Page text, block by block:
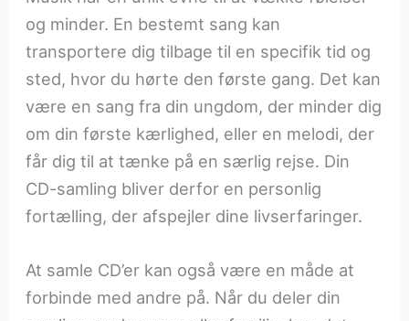
og minder. En bestemt sang kan
transportere dig tilbage til en specifik tid og
sted, hvor du hørte den første gang. Det kan
være en sang fra din ungdom, der minder dig
om din første kærlighed, eller en melodi, der
får dig til at tænke på en særlig rejse. Din
CD-samling bliver derfor en personlig
fortælling, der afspejler dine livserfaringer.
At samle CD’er kan også være en måde at
forbinde med andre på. Når du deler din